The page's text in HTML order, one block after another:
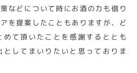
などについて時にお酒の力も借り
を提案したこともありますが、ど
めて頂いたことを感謝するととも
としてまいりたいと思っておりま